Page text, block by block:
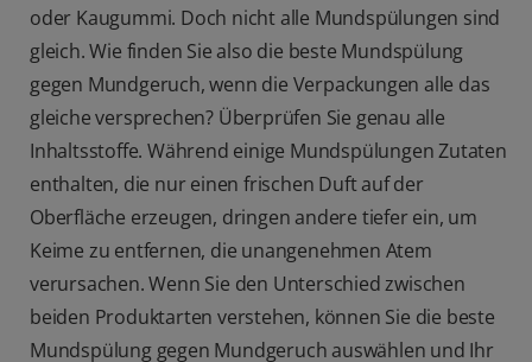
oder Kaugummi. Doch nicht alle Mundspülungen sind
gleich. Wie finden Sie also die beste Mundspülung
gegen Mundgeruch, wenn die Verpackungen alle das
gleiche versprechen? Überprüfen Sie genau alle
Inhaltsstoffe. Während einige Mundspülungen Zutaten
enthalten, die nur einen frischen Duft auf der
Oberfläche erzeugen, dringen andere tiefer ein, um
Keime zu entfernen, die unangenehmen Atem
verursachen. Wenn Sie den Unterschied zwischen
beiden Produktarten verstehen, können Sie die beste
Mundspülung gegen Mundgeruch auswählen und Ihr